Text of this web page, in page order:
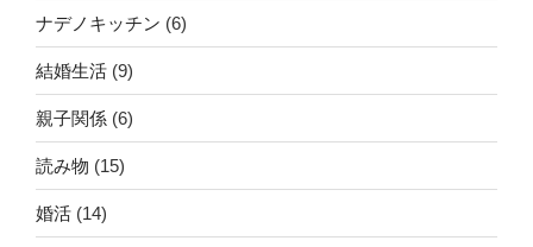
ナデノキッチン (6)
結婚生活 (9)
親子関係 (6)
読み物 (15)
婚活 (14)